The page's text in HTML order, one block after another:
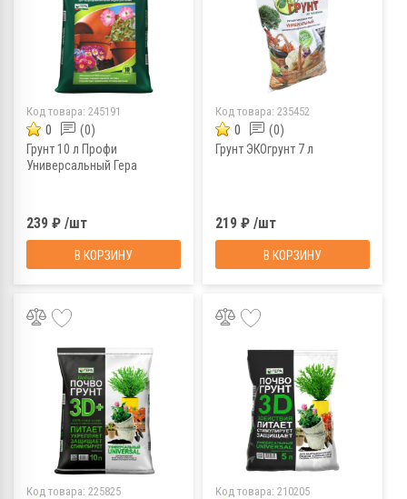
Код товара: 245191
0 (0)
Грунт 10 л Профи
Универсальный Гера
239 ₽ /шт
В КОРЗИНУ
Код товара: 235452
0 (0)
Грунт ЭКОгрунт 7 л
219 ₽ /шт
В КОРЗИНУ
Код товара: 225825 Код товара: 210205